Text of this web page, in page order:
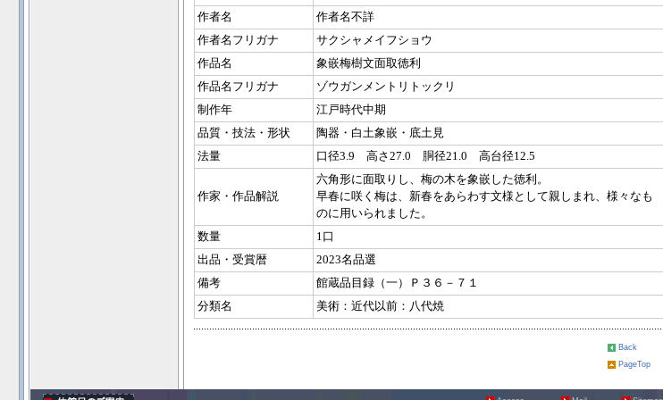
作者名
作者名不詳
作者名フリガナ
サクシャメイフショウ
作品名
象嵌梅樹文面取徳利
作品名フリガナ
ゾウガンメントリトックリ
制作年
江戸時代中期
品質・技法・形状
陶器・白土象嵌・底土見
法量
口径3.9 高さ27.0 胴径21.0 高台径12.5
作家・作品解説
六角形に面取りし、梅の木を象嵌した徳利。
早春に咲く梅は、新春をあらわす文様として親しまれ、様々なも
のに用いられました。
数量
1口
出品・受賞暦
2023名品選
備考
館蔵品目録（一）Ｐ３６－７１
分類名
美術：近代以前：八代焼
Back
PageTop